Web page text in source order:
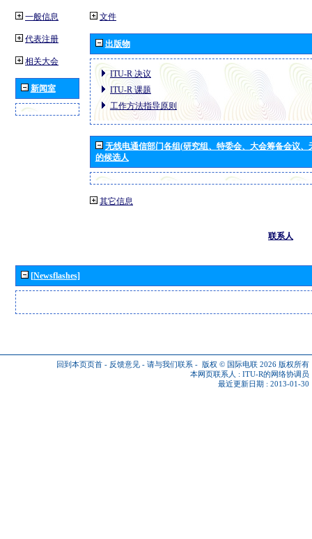
一般信息
代表注册
相关大会
新闻室
文件
出版物
ITU-R 决议
ITU-R 课题
工作方法指导原则
无线电通信部门各组(研究组、特委会、大会筹备会议
的候选人
其它信息
联系人
[Newsflashes]
回到本页页首 - 反馈意见 - 请与我们联系 - 版权 © 国际电联 2026 版权所有
本网页联系人 : ITU-R的网络协调员
最近更新日期 : 2013-01-30